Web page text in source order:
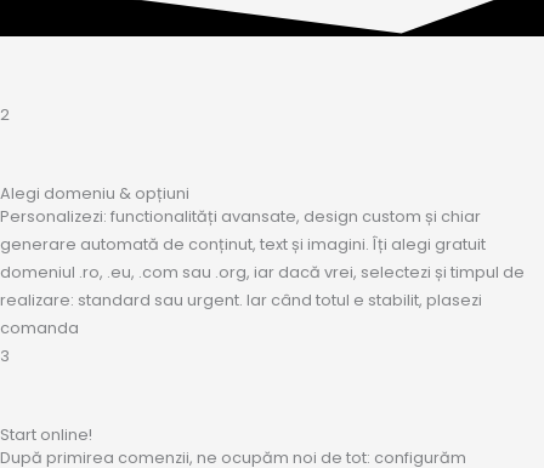
2
Alegi domeniu & opțiuni
Personalizezi: functionalități avansate, design custom și chiar
generare automată de conținut, text și imagini. Îți alegi gratuit
domeniul .ro, .eu, .com sau .org, iar dacă vrei, selectezi și timpul de
realizare: standard sau urgent. Iar când totul e stabilit, plasezi
comanda
3
Start online!
După primirea comenzii, ne ocupăm noi de tot: configurăm